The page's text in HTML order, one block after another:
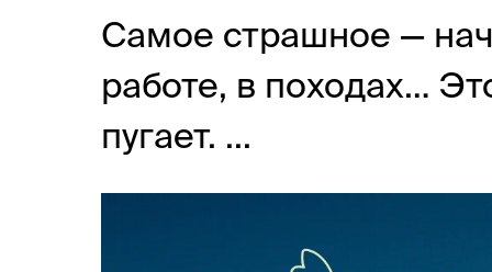
Самое страшное —
работе, в походах…
пугает. ...